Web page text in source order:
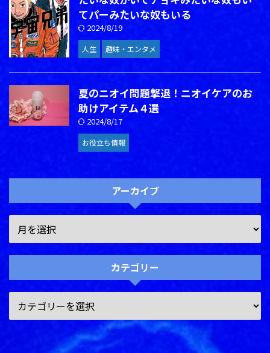
てパーみたいな奴もいる
2024/8/19
人生 趣味・エンタメ
夏のニオイ問題撃退！ニオイケアのお
助けアイテム４選
2024/8/17
お役立ち情報
アーカイブ
カテゴリー